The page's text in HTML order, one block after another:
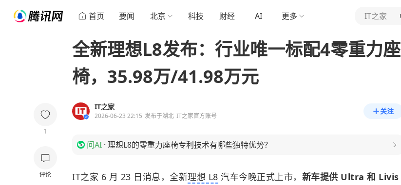
首页 要闻 北京 科技 财经 AI 更多 IT之家
1
评论
全新理想L8发布：行业唯一标配4零重力座
椅，35.98万/41.98万元
IT之家
2026-06-23 22:15 发布于湖北 IT之家官方账号
关注
问AI · 理想L8的零重力座椅专利技术有哪些独特优势？
IT之家 6 月 23 日消息，全新理想 L8 汽车今晚正式上市， 新车提供 Ultra 和 Livis